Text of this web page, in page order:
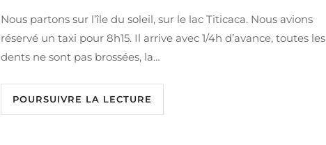
Nous partons sur l’île du soleil, sur le lac Titicaca. Nous avions
réservé un taxi pour 8h15. Il arrive avec 1/4h d’avance, toutes les
dents ne sont pas brossées, la…
POURSUIVRE LA LECTURE